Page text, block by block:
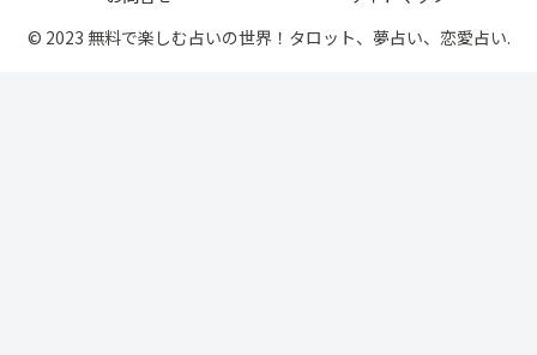
© 2023 無料で楽しむ占いの世界！タロット、夢占い、恋愛占い.